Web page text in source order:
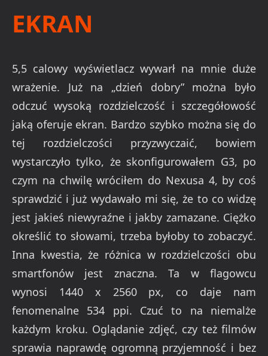
EKRAN
5,5 calowy wyświetlacz wywarł na mnie duże
wrażenie. Już na „dzień dobry” można było
odczuć wysoką rozdzielczość i szczegółowość
jaką oferuje ekran. Bardzo szybko można się do
tej rozdzielczości przyzwyczaić, bowiem
wystarczyło tylko, że skonfigurowałem G3, po
czym na chwilę wróciłem do Nexusa 4, by coś
sprawdzić i już wydawało mi się, że to co widzę
jest jakieś niewyraźne i jakby zamazane. Ciężko
określić to słowami, trzeba byłoby to zobaczyć.
Inna kwestia, że różnica w rozdzielczości obu
smartfonów jest znaczna. Ta w flagowcu
wynosi 1440 x 2560 px, co daje nam
fenomenalne 534 ppi. Czuć to na niemalże
każdym kroku. Oglądanie zdjęć, czy też filmów
sprawia naprawdę ogromną przyjemność i bez